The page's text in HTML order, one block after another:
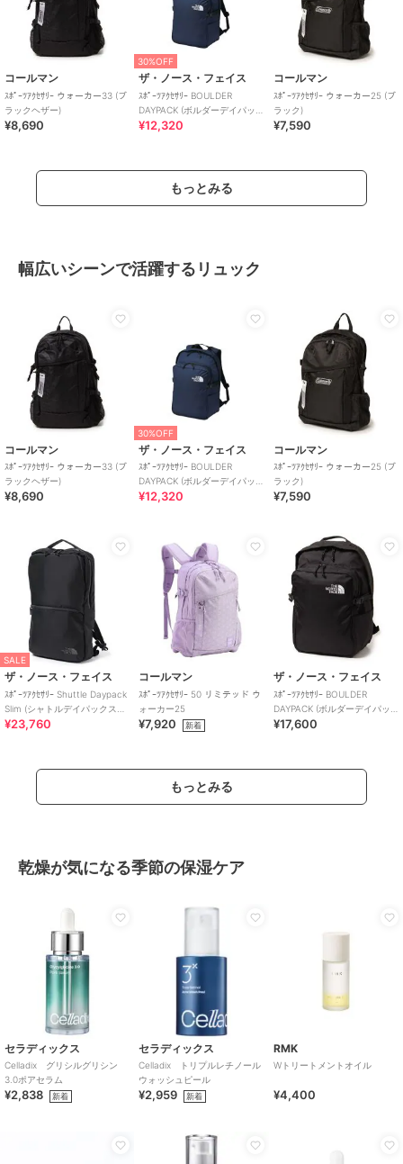
コールマン
ｽﾎﾟｰﾂｱｸｾｻﾘｰ ウォーカー33 (ブ
ラックヘザー)
¥8,690
30%OFF
ザ・ノース・フェイス
ｽﾎﾟｰﾂｱｸｾｻﾘｰ BOULDER
DAYPACK (ボルダーデイパッ
ク)
¥12,320
コールマン
ｽﾎﾟｰﾂｱｸｾｻﾘｰ ウォーカー25 (ブ
ラック)
¥7,590
もっとみる
幅広いシーンで活躍するリュック
コールマン
ｽﾎﾟｰﾂｱｸｾｻﾘｰ ウォーカー33 (ブ
ラックヘザー)
¥8,690
30%OFF
ザ・ノース・フェイス
ｽﾎﾟｰﾂｱｸｾｻﾘｰ BOULDER
DAYPACK (ボルダーデイパッ
ク)
¥12,320
コールマン
ｽﾎﾟｰﾂｱｸｾｻﾘｰ ウォーカー25 (ブ
ラック)
¥7,590
SALE
ザ・ノース・フェイス
ｽﾎﾟｰﾂｱｸｾｻﾘｰ Shuttle Daypack
Slim (シャトルデイパックスリ
ム)
¥23,760
コールマン
ｽﾎﾟｰﾂｱｸｾｻﾘｰ 50 リミテッド ウ
ォーカー25
¥7,920 新着
ザ・ノース・フェイス
ｽﾎﾟｰﾂｱｸｾｻﾘｰ BOULDER
DAYPACK (ボルダーデイパッ
ク)
¥17,600
もっとみる
乾燥が気になる季節の保湿ケア
セラディックス
Celladix グリシルグリシン
3.0ポアセラム
¥2,838 新着
セラディックス
Celladix トリプルレチノール
ウォッシュピール
¥2,959 新着
RMK
Wトリートメントオイル
¥4,400